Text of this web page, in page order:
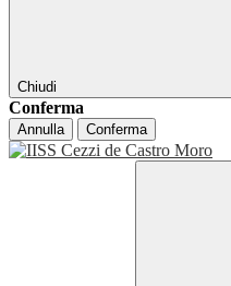
Chiudi
Conferma
Annulla Conferma